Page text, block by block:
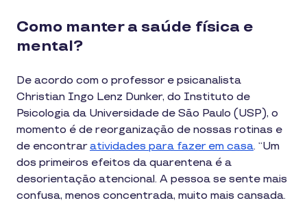
Como manter a saúde física e
mental?
De acordo com o professor e psicanalista
Christian Ingo Lenz Dunker, do Instituto de
Psicologia da Universidade de São Paulo (USP), o
momento é de reorganização de nossas rotinas e
de encontraratividades para fazer em casa. “Um
dos primeiros efeitos da quarentena é a
desorientação atencional. A pessoa se sente mais
confusa, menos concentrada, muito mais cansada.